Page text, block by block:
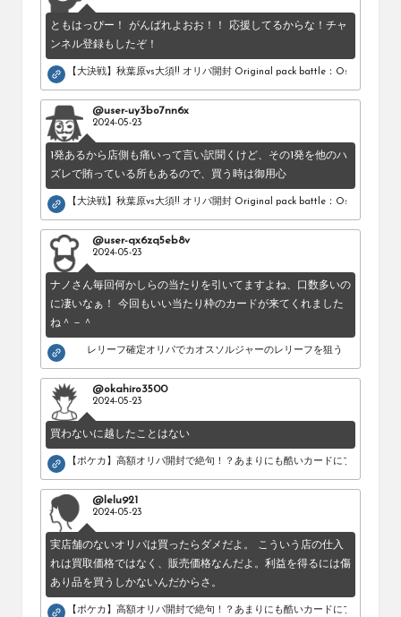
ともはっぴー！ がんばれよおお！！ 応援してるからな！チャ
ンネル登録もしたぞ！
【大決戦】秋葉原vs大須!! オリパ開封 Original pack battle：Osu vs
@user-uy3bo7nn6x
2024-05-23
1発あるから店側も痛いって言い訳聞くけど、その1発を他のハ
ズレで賄っている所もあるので、買う時は御用心
【大決戦】秋葉原vs大須!! オリパ開封 Original pack battle：Osu vs
@user-qx6zq5eb8v
2024-05-23
ナノさん毎回何かしらの当たりを引いてますよね、口数多いの
に凄いなぁ！ 今回もいい当たり枠のカードが来てくれました
ね＾－＾
レリーフ確定オリパでカオスソルジャーのレリーフを狙う！
@okahiro3500
2024-05-23
買わないに越したことはない
【ポケカ】高額オリパ開封で絶句！？あまりにも酷いカードにブチギレ。
@lelu921
2024-05-23
実店舗のないオリパは買ったらダメだよ。 こういう店の仕入
れは買取価格ではなく、販売価格なんだよ。利益を得るには傷
あり品を買うしかないんだからさ。
【ポケカ】高額オリパ開封で絶句！？あまりにも酷いカードにブチギレ。